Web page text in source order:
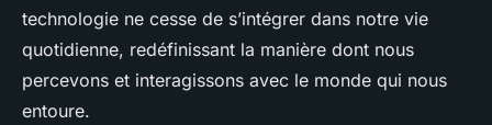
technologie ne cesse de s’intégrer dans notre vie
quotidienne, redéfinissant la manière dont nous
percevons et interagissons avec le monde qui nous
entoure.